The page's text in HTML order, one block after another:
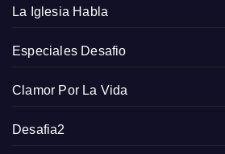
La Iglesia Habla
Especiales Desafio
Clamor Por La Vida
Desafia2